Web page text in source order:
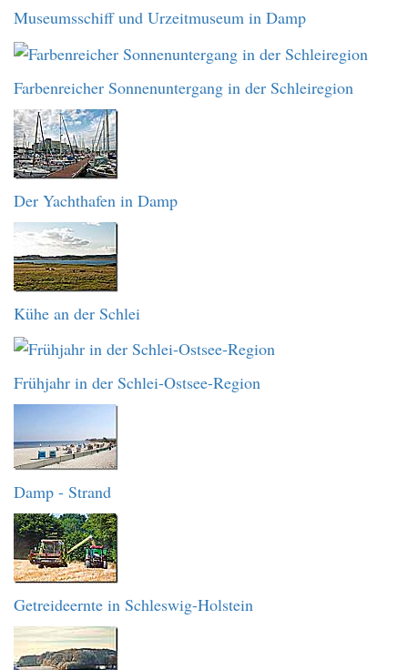
Museumsschiff und Urzeitmuseum in Damp
Farbenreicher Sonnenuntergang in der Schleiregion
Der Yachthafen in Damp
Kühe an der Schlei
Frühjahr in der Schlei-Ostsee-Region
Damp - Strand
Getreideernte in Schleswig-Holstein